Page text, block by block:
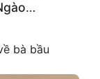
bà bầu